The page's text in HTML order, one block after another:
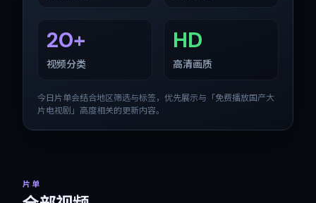
20+
视频分类
HD
高清画质
今日片单会结合地区筛选与标签，优先展示与「免费播放国产大
片电视剧 」高度相关的更新内容。
片单